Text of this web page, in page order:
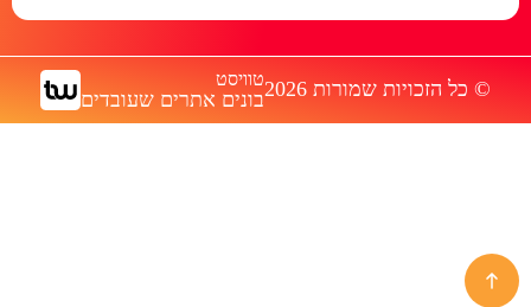
© כל הזכויות שמורות 2026 טוויסט
בונים אתרים שעובדים